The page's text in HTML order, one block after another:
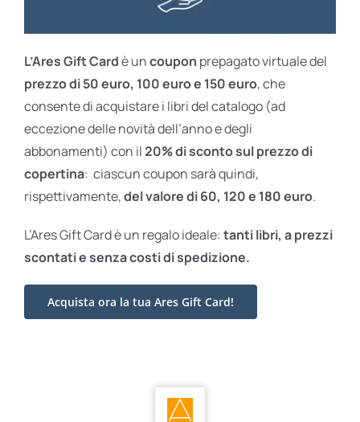
L’Ares Gift Cardè uncoupon prepagato virtuale del
prezzo di 50 euro, 100 euro e 150 euro, che
consente di acquistare i libri del catalogo (ad
eccezione delle novità dell’anno e degli
abbonamenti) con il20% di sconto sul prezzo di
copertina: ciascun coupon sarà quindi,
rispettivamente,del valore di 60, 120 e 180 euro.
L’Ares Gift Card è un regalo ideale: tanti libri, a prezzi
scontati esenza costi di spedizione.
Acquista ora la tua Ares Gift Card!